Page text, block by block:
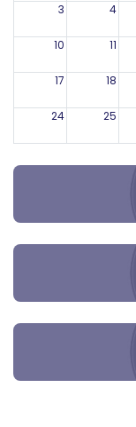
3 4
10 11
17 18
24 25